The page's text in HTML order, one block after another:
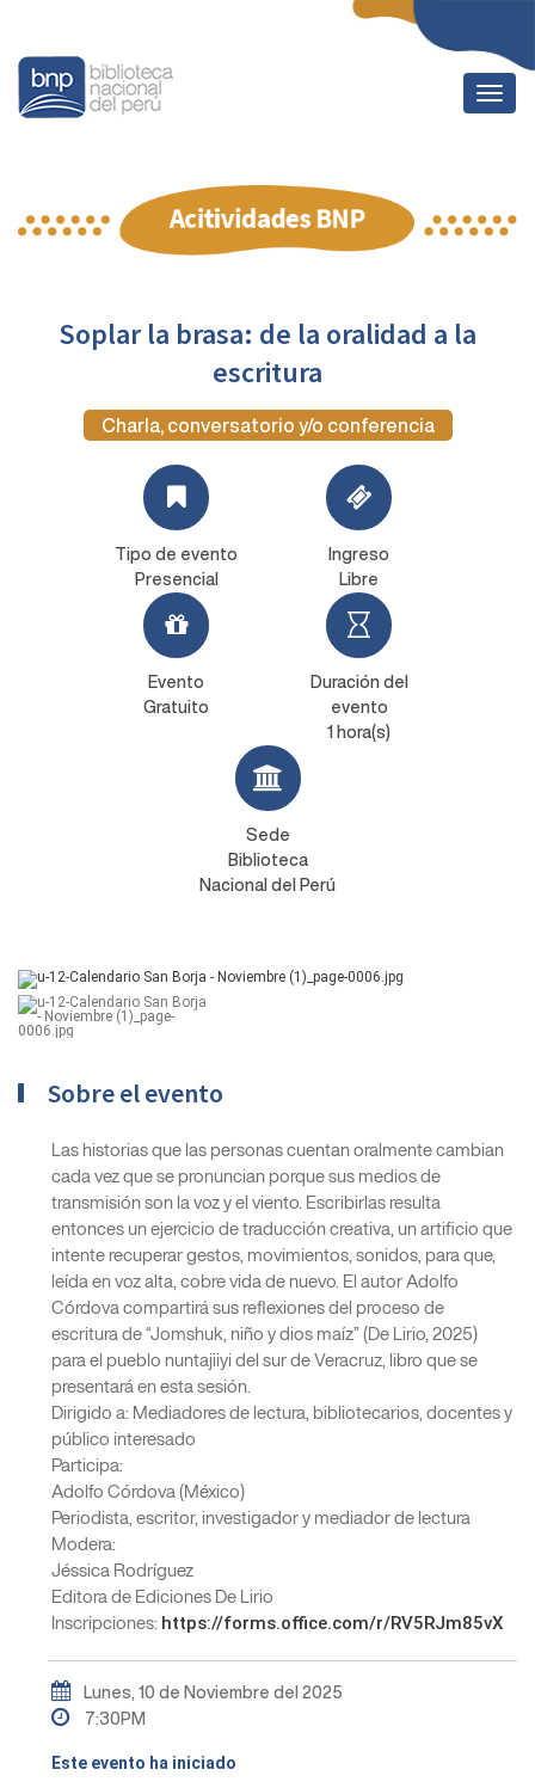
Soplar la brasa: de la oralidad a la
escritura
Charla, conversatorio y/o conferencia
Tipo de evento
Presencial
Ingreso
Libre
Evento
Gratuito
Duración del
evento
1 hora(s)
Sede
Biblioteca
Nacional del Perú
Sobre el evento
Las historias que las personas cuentan oralmente cambian
cada vez que se pronuncian porque sus medios de
transmisión son la voz y el viento. Escribirlas resulta
entonces un ejercicio de traducción creativa, un artificio que
intente recuperar gestos, movimientos, sonidos, para que,
leída en voz alta, cobre vida de nuevo. El autor Adolfo
Córdova compartirá sus reflexiones del proceso de
escritura de “Jomshuk, niño y dios maíz” (De Lirio, 2025)
para el pueblo nuntajiiyi del sur de Veracruz, libro que se
presentará en esta sesión.
Dirigido a: Mediadores de lectura, bibliotecarios, docentes y
público interesado
Participa:
Adolfo Córdova (México)
Periodista, escritor, investigador y mediador de lectura
Modera:
Jéssica Rodríguez
Editora de Ediciones De Lirio
Inscripciones: https://forms.office.com/r/RV5RJm85vX
Lunes, 10 de Noviembre del 2025
7:30PM
Este evento ha iniciado